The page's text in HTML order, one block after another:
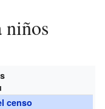
niños
censo